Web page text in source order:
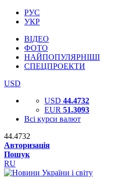
РУС
УКР
ВІДЕО
ФОТО
НАЙПОПУЛЯРНІШІ
СПЕЦПРОЕКТИ
USD
USD 44.4732
EUR 51.3093
Всі курси валют
44.4732
Авторизація
Пошук
RU